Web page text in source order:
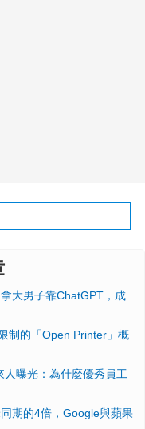
大男子靠ChatGPT，成
制的「Open Printer」概
人曝光：為什麼優秀員工
期的4倍，Google與蘋果